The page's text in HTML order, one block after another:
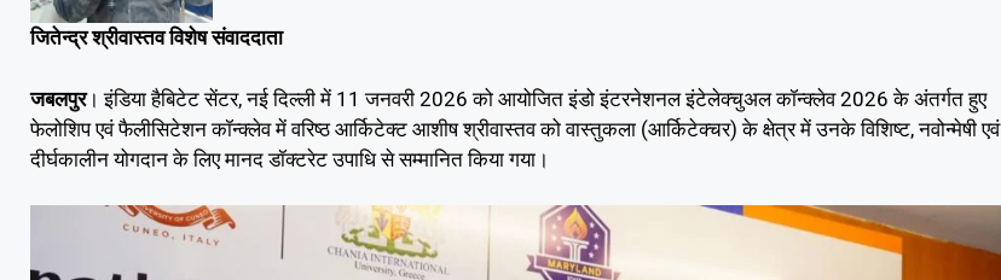
जितेन्द्र श्रीवास्तव विशेष संवाददाता
जबलपुर। इंडिया हैबिटेट सेंटर, नई दिल्ली में 11 जनवरी 2026 को आयोजित इंडो इंटरनेशनल इंटेलेक्चुअल कॉन्क्लेव 2026 के अंतर्गत हुए
फेलोशिप एवं फैलीसिटेशन कॉन्क्लेव में वरिष्ठ आर्किटेक्ट आशीष श्रीवास्तव को वास्तुकला (आर्किटेक्चर) के क्षेत्र में उनके विशिष्ट, नवोन्मेषी एवं
दीर्घकालीन योगदान के लिए मानद डॉक्टरेट उपाधि से सम्मानित किया गया।